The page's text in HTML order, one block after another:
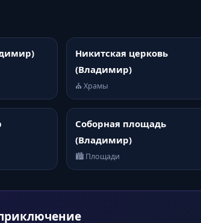
Никитская церковь
(Владимир)
⛪ Храмы
Соборная площадь
(Владимир)
🏙️ Площади